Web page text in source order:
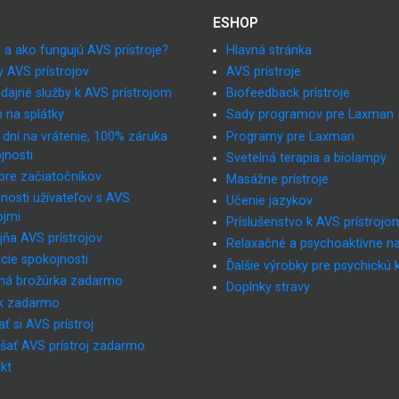
a ako fungujú AVS prístroje?
AVS prístrojov
služby k AVS prístrojom
na splátky
na vrátenie, 100% záruka
začiatočníkov
užívateľov s AVS
AVS prístrojov
spokojnosti
brožúrka zadarmo
zadarmo
si AVS prístroj
AVS prístroj zadarmo
ESHOP
Hlavná stránka
AVS prístroje
Biofeedback prístroje
Sady programov pre Laxman
Programy pre Laxman
Svetelná terapia a biolampy
Masážne prístroje
Učenie jazykov
Príslušenstvo k AVS
Relaxačné a psychoaktívne
Ďalšie výrobky pre psychickú
Doplnky stravy